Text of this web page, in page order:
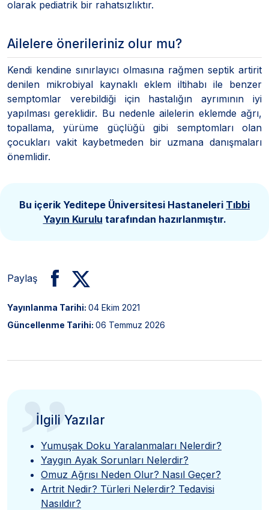
olarak pediatrik bir rahatsızlıktır.
Ailelere önerileriniz olur mu?
Kendi kendine sınırlayıcı olmasına rağmen septik artirit
denilen mikrobiyal kaynaklı eklem iltihabı ile benzer
semptomlar verebildiği için hastalığın ayrımının iyi
yapılması gereklidir. Bu nedenle ailelerin eklemde ağrı,
topallama, yürüme güçlüğü gibi semptomları olan
çocukları vakit kaybetmeden bir uzmana danışmaları
önemlidir.
Bu içerik Yeditepe Üniversitesi Hastaneleri Tıbbi
Yayın Kurulu tarafından hazırlanmıştır.
Paylaş
Yayınlanma Tarihi: 04 Ekim 2021
Güncellenme Tarihi: 06 Temmuz 2026
”
İlgili Yazılar
Yumuşak Doku Yaralanmaları Nelerdir?
Yaygın Ayak Sorunları Nelerdir?
Omuz Ağrısı Neden Olur? Nasıl Geçer?
Artrit Nedir? Türleri Nelerdir? Tedavisi
Nasıldır?